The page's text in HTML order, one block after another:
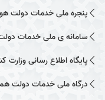
پنجره ملی خدمات دولت
سامانه ی ملی خدمات
پایگاه اطلاع رسانی وزارت
درگاه ملی خدمات دولت